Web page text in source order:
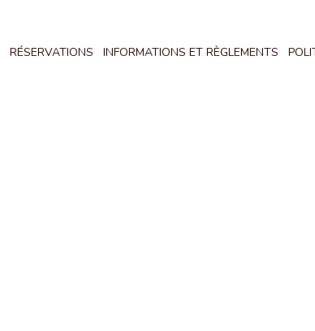
RÉSERVATIONS INFORMATIONS ET RÈGLEMENTS